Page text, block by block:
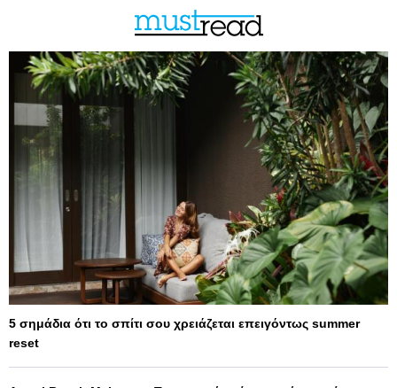
5 σημάδια ότι το σπίτι σου χρειάζεται επειγόντως summer
reset